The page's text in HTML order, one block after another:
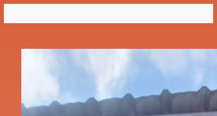
ke